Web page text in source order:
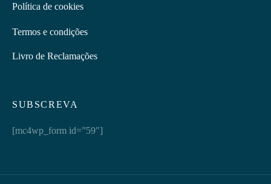
SUBSCREVA
[mc4wp_form id=”59″]
Política de cookies
Termos e condições
Livro de Reclamações